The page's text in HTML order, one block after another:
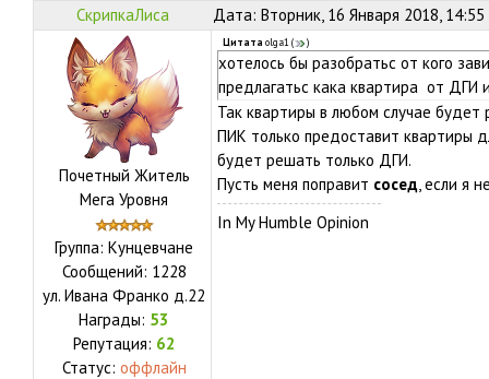
СкрипкаЛиса Дата: Вторник, 16 Января 2018,
Почетный Житель
Мега Уровня
Группа: Кунцевчане
Сообщений: 1228
ул. Ивана Франко д.22
Награды: 53
Репутация: 62
Статус: оффлайн
Цитата olga1( )
хотелось бы разобратьс от кого
предлагатьс кака квартира от ДГИ
Так квартиры в любом случае будет
ПИК только предоставит квартиры
будет решать только ДГИ.
Пусть меня поправит сосед, если я
In My Humble Opinion